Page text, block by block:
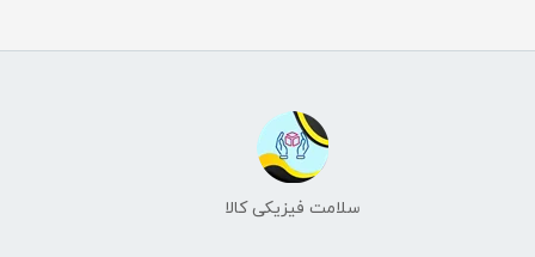
سلامت فیزیکی کالا